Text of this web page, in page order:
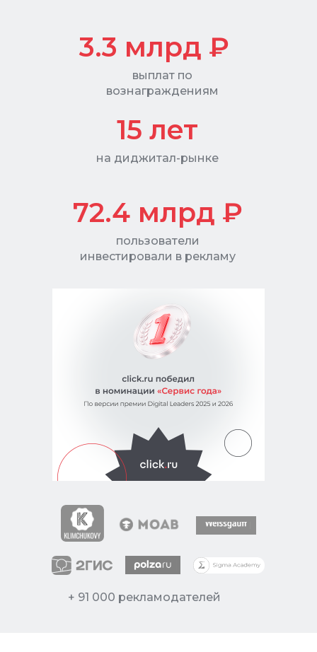
3.3 млрд ₽
выплат по
вознаграждениям
15 лет
на диджитал-рынке
+ 91 000 рекламодателей
72.4 млрд ₽
пользователи
инвестировали в рекламу